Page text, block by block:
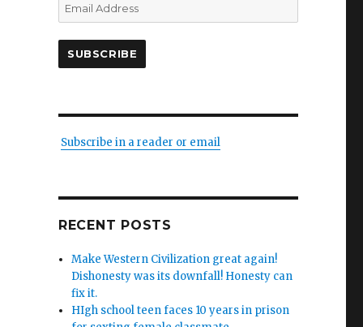
Address
SUBSCRIBE
Subscribe in a reader or email
RECENT POSTS
Make Western Civilization great again!
Dishonesty was its downfall! Honesty can
fix it.
HIgh school teen faces 10 years in prison